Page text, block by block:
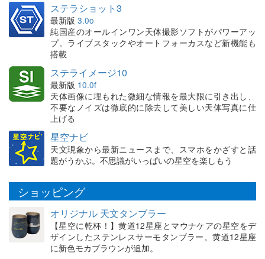
ステラショット3
最新版 3.0o
純国産のオールインワン天体撮影ソフトがパワーアッ
プ。ライブスタックやオートフォーカスなど新機能も
搭載
ステライメージ10
最新版 10.0f
天体画像に埋もれた微細な情報を最大限に引き出し、
不要なノイズは徹底的に除去して美しい天体写真に仕
上げる
星空ナビ
天文現象から最新ニュースまで、スマホをかざすと話
題がうかぶ。不思議がいっぱいの星空を楽しもう
ショッピング
オリジナル 天文タンブラー
【星空に乾杯！】黄道12星座とマウナケアの星空をデ
ザインしたステンレスサーモタンブラー。黄道12星座
に新色モカブラウンが追加。